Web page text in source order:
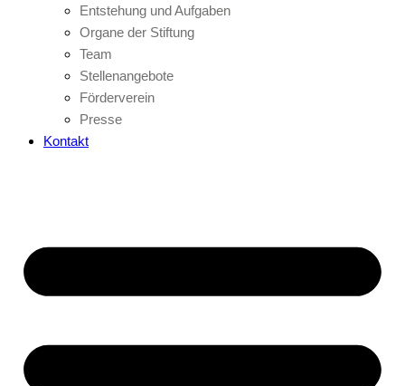
Entstehung und Aufgaben
Organe der Stiftung
Team
Stellenangebote
Förderverein
Presse
Kontakt